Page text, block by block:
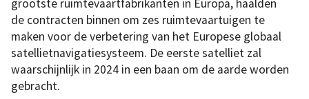
grootste ruimtevaartfabrikanten in Europa, haalden
de contracten binnen om zes ruimtevaartuigen te
maken voor de verbetering van het Europese globaal
satellietnavigatiesysteem. De eerste satelliet zal
waarschijnlijk in 2024 in een baan om de aarde worden
gebracht.